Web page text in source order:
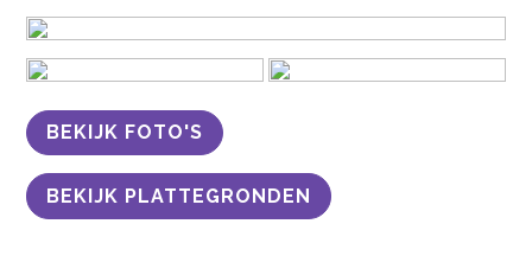
BEKIJK FOTO'S
BEKIJK PLATTEGRONDEN